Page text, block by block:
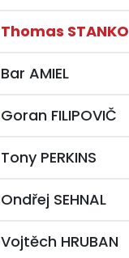
Thomas STANKO
Bar AMIEL
Goran FILIPOVIČ
Tony PERKINS
Ondřej SEHNAL
Vojtěch HRUBAN